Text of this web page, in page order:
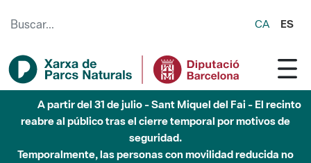
CA ES
A partir del 31 de julio - Sant Miquel del Fai - El recinto
reabre al público tras el cierre temporal por motivos de
seguridad.
Temporalmente, las personas con movilidad reducida no